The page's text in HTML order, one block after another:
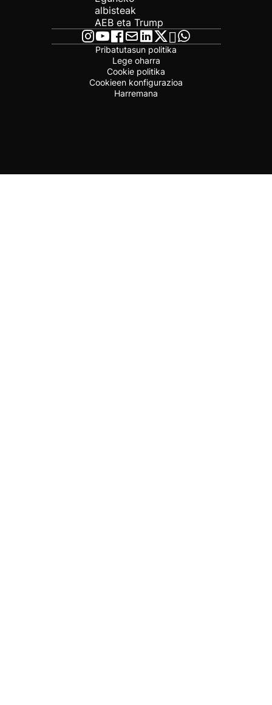
albisteak
AEB eta Trump
Pribatutasun politika
Lege oharra
Cookie politika
Cookieen konfigurazioa
Harremana